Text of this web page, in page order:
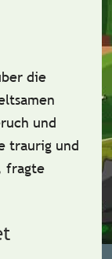
die
und
traurig und
fragte